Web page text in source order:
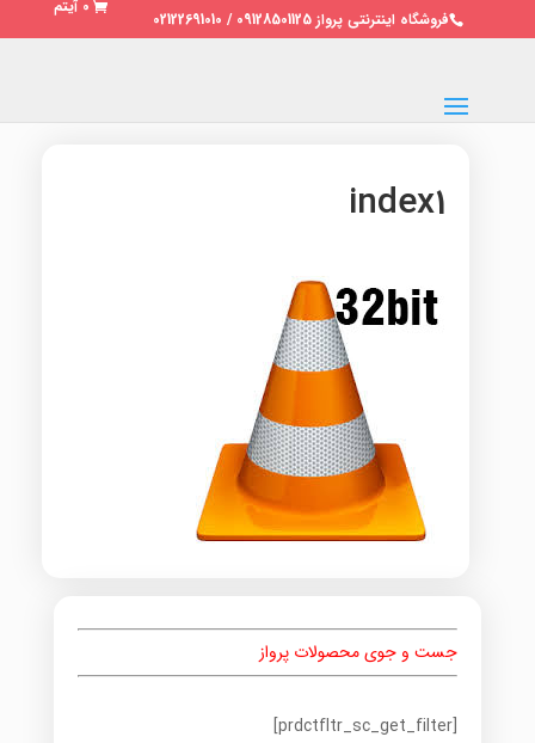
فروشگاه اینترنتی پرواز 09128501125 / 02122691010
0 آیتم
index1
جست و جوی محصولات پرواز
[prdctfltr_sc_get_filter]